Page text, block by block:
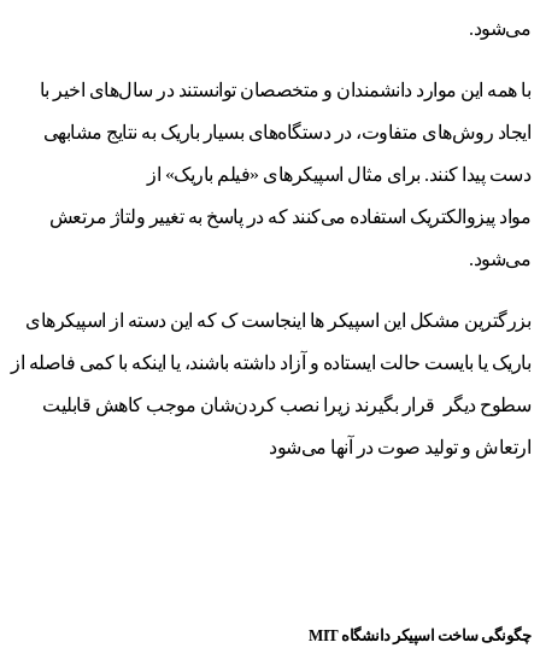
می‌شود.
با همه این موارد دانشمندان و متخصصان توانستند در سال‌های اخیر با
ایجاد روش‌های متفاوت، در دستگاه‌های بسیار باریک به نتایج مشابهی
دست پیدا کنند. برای مثال اسپیکرهای «فیلم باریک» از
مواد پیزوالکتریک استفاده می‌کنند که در پاسخ به تغییر ولتاژ مرتعش
می‌شود.
بزرگترین مشکل این اسپیکر ها اینجاست ک که این دسته از اسپیکرهای
باریک یا بایست حالت ایستاده و آزاد داشته باشند، یا اینکه با کمی فاصله از
سطوح دیگر قرار بگیرند زیرا نصب کردن‌شان موجب کاهش قابلیت
ارتعاش و تولید صوت در آنها می‌شود
چگونگی ساخت اسپیکر دانشگاه MIT